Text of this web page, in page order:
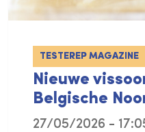
TESTEREP MAGAZINE
Nieuwe
Belgische
27/05/2026 -